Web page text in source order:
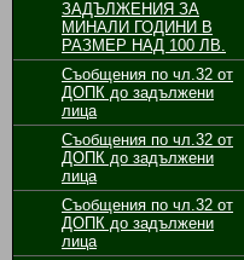
ЗАДЪЛЖЕНИЯ ЗА
МИНАЛИ ГОДИНИ В
РАЗМЕР НАД 100 ЛВ.
Съобщения по чл.32 от
ДОПК до задължени
лица
Съобщения по чл.32 от
ДОПК до задължени
лица
Съобщения по чл.32 от
ДОПК до задължени
лица